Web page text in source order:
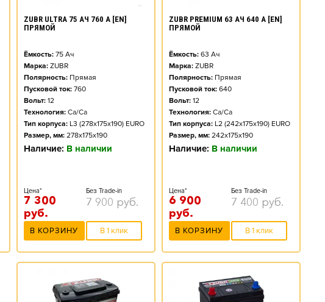
ZUBR ULTRA 75 АЧ 760 А [EN]
ПРЯМОЙ
Ёмкость: 75Ач
Марка: ZUBR
Полярность: Прямая
Пусковой ток: 760
Вольт: 12
Технология: Ca/Ca
Тип корпуса: L3 (278x175x190) EURO
Размер, мм: 278x175x190
Наличие: В наличии
Цена*
7 300
руб.
Без Trade-in
7 900 руб.
В КОРЗИНУ В 1 клик
ZUBR PREMIUM 63 АЧ 640 А [EN]
ПРЯМОЙ
Ёмкость: 63 Ач
Марка: ZUBR
Полярность: Прямая
Пусковой ток: 640
Вольт: 12
Технология: Ca/Ca
Тип корпуса: L2 (242x175x190) EURO
Размер, мм: 242x175x190
Наличие: В наличии
Цена*
6 900
руб.
Без Trade-in
7 400 руб.
В КОРЗИНУ В 1 клик